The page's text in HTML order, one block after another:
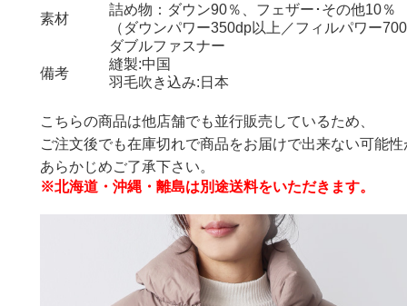
素材
詰め物：ダウン90％、フェザー･その他10％
（ダウンパワー350dp以上／フィルパワー
ダブルファスナー
備考
縫製:中国
羽毛吹き込み:日本
こちらの商品は他店舗でも並行販売しているため、
ご注文後でも在庫切れで商品をお届けで出来ない可能
あらかじめご了承下さい。
※北海道・沖縄・離島は別途送料をいただきます。